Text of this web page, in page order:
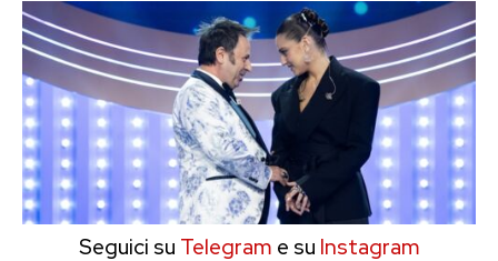
Seguici su Telegram e su Instagram